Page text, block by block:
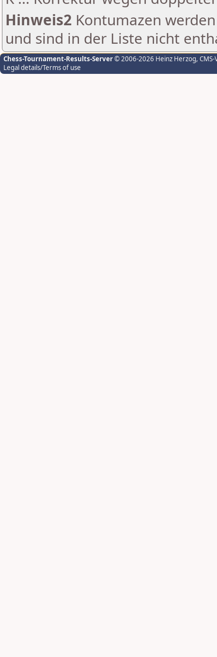
Hinweis2 Kontumazen
und sind in der Liste nicht
Chess-Tournament-Results-Server© 2006-2026 Heinz Herzog,
Legal details/Terms of use